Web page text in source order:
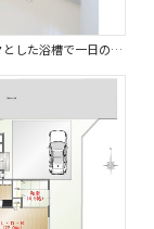
【浴室】 広々とした浴槽で一日の疲れを癒すことができ、小窓で自然乾燥もできる衛生的で快適な浴室です。 浴室乾燥機も完備しているので、いつでも快適なバスタイムを過ごせます。同仕様写真。